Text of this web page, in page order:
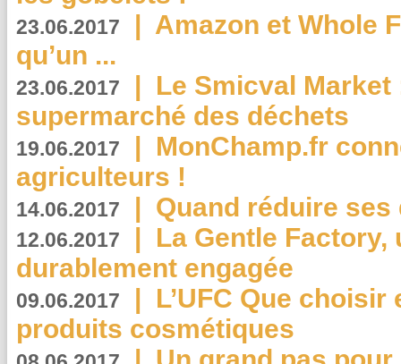
23.06.2017 | Amazon et Whole
qu’un ...
23.06.2017 | Le Smicval
supermarché des déchets
19.06.2017 | MonChamp.fr
agriculteurs !
14.06.2017 | Quand réduire
12.06.2017 | La Gentle
durablement engagée
09.06.2017 | L’UFC Que
produits cosmétiques